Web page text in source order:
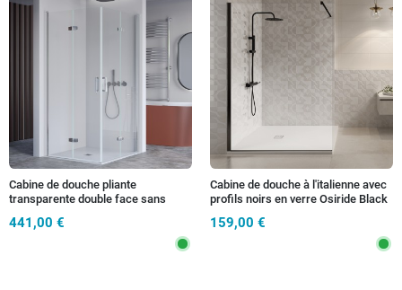
Cabine de douche pliante
transparente double face sans
REA
441,00 €
Cabine de douche à l'italienne avec
profils noirs en verre Osiride Black
159,00 €